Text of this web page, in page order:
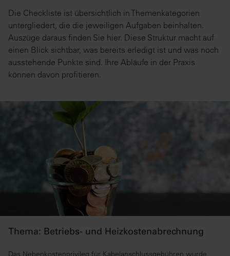
Die Checkliste ist übersichtlich in Themenkategorien
untergliedert, die die jeweiligen Aufgaben beinhalten.
Auszüge daraus finden Sie hier. Diese Struktur macht auf
einen Blick sichtbar, was bereits erledigt ist und was noch
ausstehende Punkte sind. Ihre Abläufe in der Praxis
können davon profitieren.
Thema: Betriebs- und Heizkostenabrechnung
Das Nebenkostenprivileg für Kabelanschlussgebühren wurde